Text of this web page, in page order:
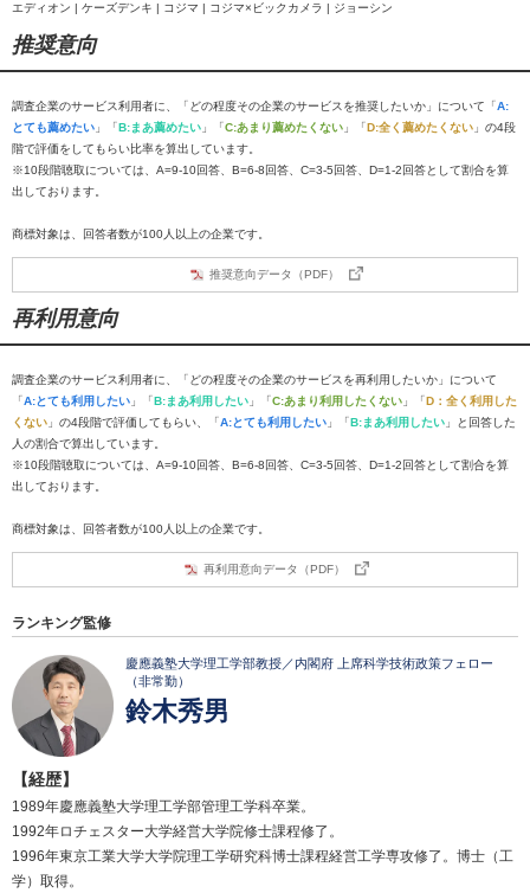
エディオン | ケーズデンキ | コジマ | コジマ×ビックカメラ | ジョーシン
推奨意向
調査企業のサービス利用者に、「どの程度その企業のサービスを推奨したいか」について「A:
とても薦めたい 」「B:まあ薦めたい 」「C:あまり薦めたくない 」「D:全く薦めたくない 」の4段
階で評価をしてもらい比率を算出しています。
※10段階聴取については、A=9-10回答、B=6-8回答、C=3-5回答、D=1-2回答として割合を算
出しております。
商標対象は、回答者数が100人以上の企業です。
推奨意向データ（PDF）
再利用意向
調査企業のサービス利用者に、「どの程度その企業のサービスを再利用したいか」について
「A:とても利用したい 」「B:まあ利用したい 」「C:あまり利用したくない 」「D：全く利用した
くない 」の4段階で評価してもらい、「A:とても利用したい 」「B:まあ利用したい 」と回答した
人の割合で算出しています。
※10段階聴取については、A=9-10回答、B=6-8回答、C=3-5回答、D=1-2回答として割合を算
出しております。
商標対象は、回答者数が100人以上の企業です。
再利用意向データ（PDF）
ランキング監修
慶應義塾大学理工学部教授／内閣府 上席科学技術政策フェロー
（非常勤）
鈴木秀男
【経歴】
1989年慶應義塾大学理工学部管理工学科卒業。
1992年ロチェスター大学経営大学院修士課程修了。
1996年東京工業大学大学院理工学研究科博士課程経営工学専攻修了。博士（工
学）取得。